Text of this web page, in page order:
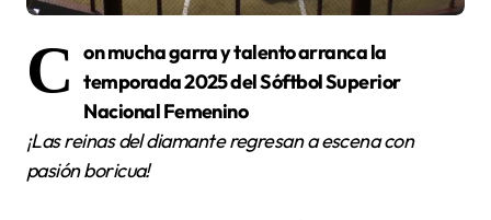
C on mucha garra y talento arranca la
temporada 2025 del Sóftbol Superior
Nacional Femenino
¡Las reinas del diamante regresan a escena con
pasión boricua!